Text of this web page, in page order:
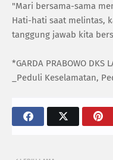
"Mari bersama-sama
Hati-hati saat melintas,
tanggung jawab kita
*GARDA PRABOWO DKS
_Peduli Keselamatan,